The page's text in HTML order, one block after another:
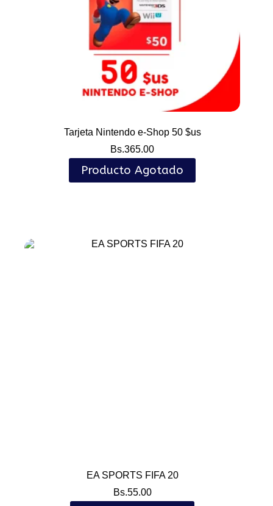
Tarjeta Nintendo e-Shop 50 $us
Bs.365.00
Producto Agotado
EA SPORTS FIFA 20
Bs.55.00